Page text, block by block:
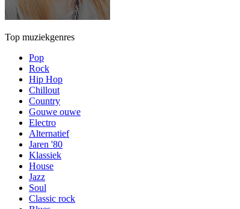
Top muziekgenres
Pop
Rock
Hip Hop
Chillout
Country
Gouwe ouwe
Electro
Alternatief
Jaren '80
Klassiek
House
Jazz
Soul
Classic rock